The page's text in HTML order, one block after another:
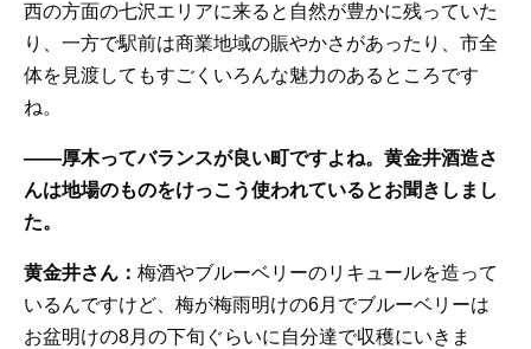
西の方面の七沢エリアに来ると自然が豊かに残っていた
り、一方で駅前は商業地域の賑やかさがあったり、市全
体を見渡してもすごくいろんな魅力のあるところです
ね。
——厚木ってバランスが良い町ですよね。黄金井酒造さ
んは地場のものをけっこう使われているとお聞きしまし
た。
黄金井さん： 梅酒やブルーベリーのリキュールを造って
いるんですけど、梅が梅雨明けの6月でブルーベリーは
お盆明けの8月の下旬ぐらいに自分達で収穫にいきま